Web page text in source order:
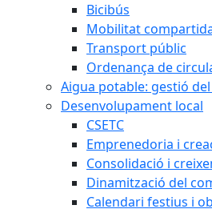
Bicibús
Mobilitat
Transport públic
Ordenança de
Aigua potable: gestió
Desenvolupament local
CSETC
Emprenedoria i
Consolidació i
Dinamització del
Calendari festius i